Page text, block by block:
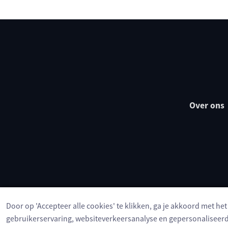
Over ons
Door op 'Accepteer alle cookies' te klikken, ga je akkoord met
gebruikerservaring, websiteverkeersanalyse en